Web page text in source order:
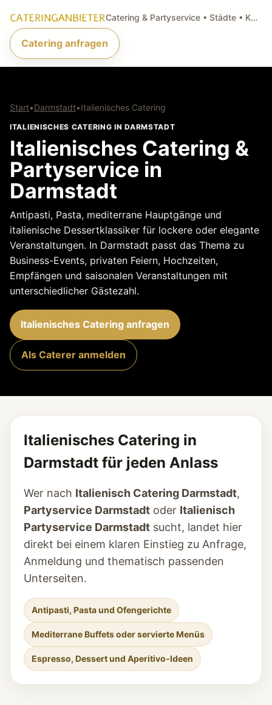
Catering & Partyservice • Städte • Küchenarten • Anfragen
Catering anfragen
Start•Darmstadt•Italienisches Catering
ITALIENISCHES CATERING IN DARMSTADT
Italienisches Catering &
Partyservice in
Darmstadt
Antipasti, Pasta, mediterrane Hauptgänge und
italienische Dessertklassiker für lockere oder elegante
Veranstaltungen. In Darmstadt passt das Thema zu
Business-Events, privaten Feiern, Hochzeiten,
Empfängen und saisonalen Veranstaltungen mit
unterschiedlicher Gästezahl.
Italienisches Catering anfragen
Als Caterer anmelden
Italienisches Catering in
Darmstadt für jeden Anlass
Wer nach Italienisch Catering Darmstadt,
Partyservice Darmstadt oder Italienisch
Partyservice Darmstadt sucht, landet hier
direkt bei einem klaren Einstieg zu Anfrage,
Anmeldung und thematisch passenden
Unterseiten.
Antipasti, Pasta und Ofengerichte
Mediterrane Buffets oder servierte Menüs
Espresso, Dessert und Aperitivo-Ideen